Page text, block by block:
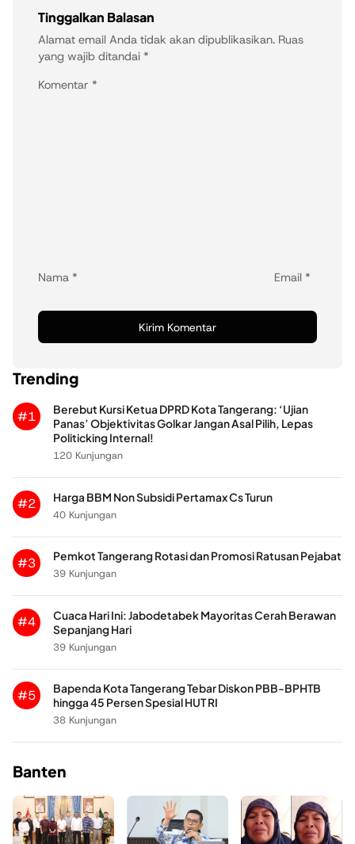
Tinggalkan Balasan
Alamat email Anda tidak akan dipublikasikan. Ruas
yang wajib ditandai *
Komentar *
Nama * Email *
Trending
#1
Berebut Kursi Ketua DPRD Kota Tangerang: ‘Ujian
Panas’ Objektivitas Golkar Jangan Asal Pilih, Lepas
Politicking Internal!
120 Kunjungan
#2
Harga BBM Non Subsidi Pertamax Cs Turun
40 Kunjungan
#3
Pemkot Tangerang Rotasi dan Promosi Ratusan Pejabat
39 Kunjungan
#4
Cuaca Hari Ini: Jabodetabek Mayoritas Cerah Berawan
Sepanjang Hari
39 Kunjungan
#5
Bapenda Kota Tangerang Tebar Diskon PBB-BPHTB
hingga 45 Persen Spesial HUT RI
38 Kunjungan
Banten